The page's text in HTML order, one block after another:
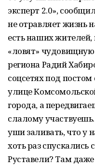
эксперт 2.0»,
не отравляет жизнь
есть наших жителей,
«ловят»
региона Радий
соцсетях под
улице
города, а
слалому
уши заливать, что у
хоть раз
Руставели? Там